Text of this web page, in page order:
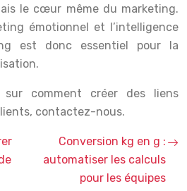
le cœur même du marketing.
émotionnel et l’intelligence
est donc essentiel pour la
comment créer des liens
contactez-nous.
Conversion kg en g :
automatiser les calculs
pour les équipes